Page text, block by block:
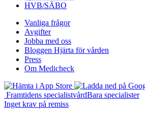
HVB/SÄBO
Vanliga frågor
Avgifter
Jobba med oss
Bloggen Hjärta för vården
Press
Om Medicheck
Framtidens specialistvårdBara specialister
Inget krav på remiss